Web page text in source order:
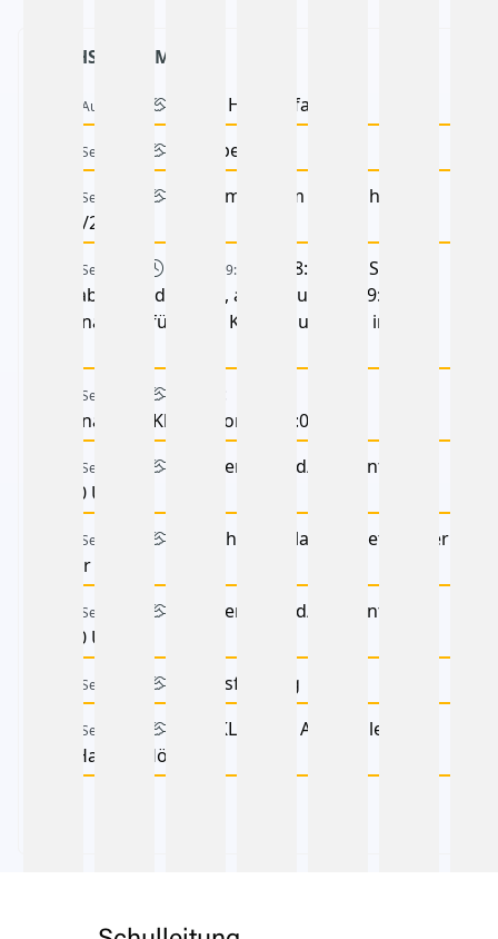
NÄCHSTE TERMINE
15 Aug. 2026 Maria Himmelfahrt
07 Sep. 2026 Schulbeginn
14 Sep. 2026
Willkommen im Schuljahr
2026/27!
16 Sep. 2026 19:15
18:15 Uhr STB-
Infoabend in der Aula, anschl. um ca. 19:00 Uhr
Elternabend für die 1. Klassen und VSK in der
17 Sep. 2026
Elternabend/Klassenforum 18:00 Uhr
21 Sep. 2026
4b: Elternabend/Klassenforum
19:00 Uhr
21 Sep. 2026
7:45 Uhr: Schulanfangsethikfeier
in der Aula
22 Sep. 2026
4d: Elternabend/Klassenforum
18:00 Uhr
24 Sep. 2026 Landesfeiertag
25 Sep. 2026
ALLE KLASSEN: Autorenlesung
mit Hannes Hörndler